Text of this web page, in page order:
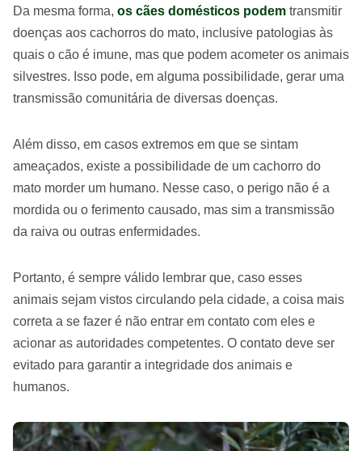
Da mesma forma, os cães domésticos podem transmitir
doenças aos cachorros do mato, inclusive patologias às
quais o cão é imune, mas que podem acometer os animais
silvestres. Isso pode, em alguma possibilidade, gerar uma
transmissão comunitária de diversas doenças.
Além disso, em casos extremos em que se sintam
ameaçados, existe a possibilidade de um cachorro do
mato morder um humano. Nesse caso, o perigo não é a
mordida ou o ferimento causado, mas sim a transmissão
da raiva ou outras enfermidades.
Portanto, é sempre válido lembrar que, caso esses
animais sejam vistos circulando pela cidade, a coisa mais
correta a se fazer é não entrar em contato com eles e
acionar as autoridades competentes. O contato deve ser
evitado para garantir a integridade dos animais e
humanos.